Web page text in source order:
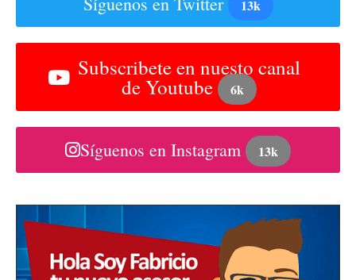
13k
Subscribete en nuesto canal
de Youtube 6k
Síguenos en Instagram 13k